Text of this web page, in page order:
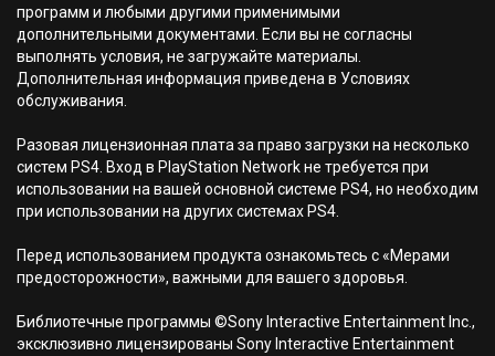
программ и любыми другими применимыми
дополнительными документами. Если вы не согласны
выполнять условия, не загружайте материалы.
Дополнительная информация приведена в Условиях
обслуживания.
Разовая лицензионная плата за право загрузки на несколько
систем PS4. Вход в PlayStation Network не требуется при
использовании на вашей основной системе PS4, но необходим
при использовании на других системах PS4.
Перед использованием продукта ознакомьтесь с «Мерами
предосторожности», важными для вашего здоровья.
Библиотечные программы ©Sony Interactive Entertainment Inc.,
эксклюзивно лицензированы Sony Interactive Entertainment